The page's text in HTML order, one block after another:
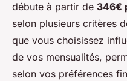
débute à partir de 346€
selon plusieurs critères
que vous choisissez
de vos mensualités,
selon vos préférences